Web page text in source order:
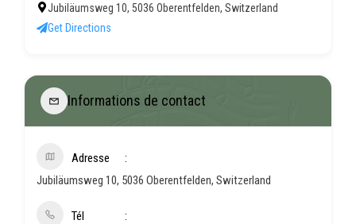
Jubiläumsweg 10, 5036 Oberentfelden, Switzerland
Get Directions
Informations de contact
Adresse
Jubiläumsweg 10, 5036 Oberentfelden, Switzerland
Tél